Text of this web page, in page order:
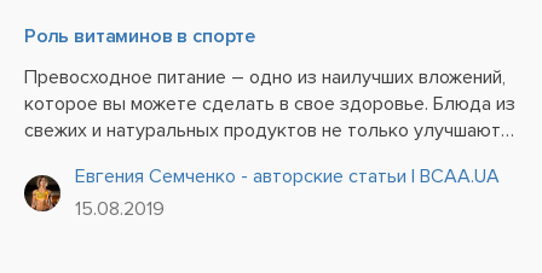
Роль витаминов в спорте
Превосходное питание – одно из наилучших вложений,
которое вы можете сделать в свое здоровье. Блюда из
свежих и натуральных продуктов не только улучшают
сказываются на физическом состоянии и умственной
деятельности....
Евгения Семченко - авторские статьи | BCAA.UA
15.08.2019